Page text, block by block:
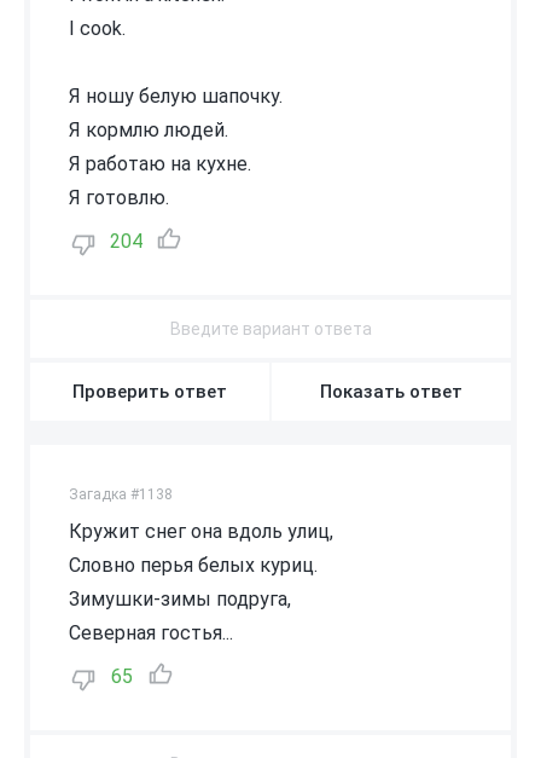
I cook.
Я ношу белую шапочку.
Я кормлю людей.
Я работаю на кухне.
Я готовлю.
204
Проверить ответ Показать ответ
Загадка #1138
Кружит снег она вдоль улиц,
Словно перья белых куриц.
Зимушки-зимы подруга,
Северная гостья...
65